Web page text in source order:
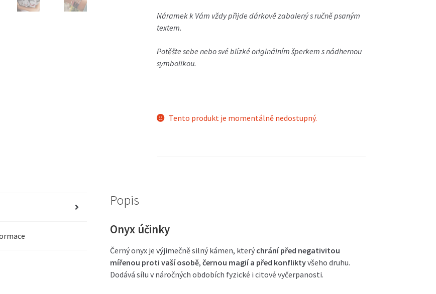
Náramek k Vám vždy přijde dárkově zabalený s ručně psaným
textem.
Potěšte sebe nebo své blízké originálním šperkem s nádhernou
symbolikou.
Tento produkt je momentálně nedostupný.
Popis
Onyx účinky
Černý onyx je výjimečně silný kámen, který chrání před negativitou
mířenou proti vaší osobě,černou magií a před konfliktyvšeho druhu.
Dodává sílu v náročných obdobích fyzické i citové vyčerpanosti.